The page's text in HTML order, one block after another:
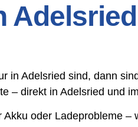
in Adelsried sind, dann
– direkt in Adelsried und
oder Ladeprobleme –